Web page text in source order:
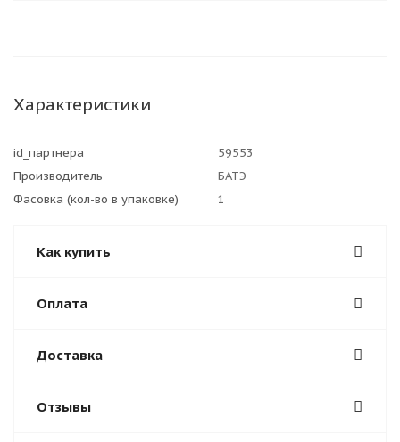
Характеристики
id_партнера
59553
Производитель
БАТЭ
Фасовка (кол-во в упаковке)
1
Как купить
Оплата
Доставка
Отзывы